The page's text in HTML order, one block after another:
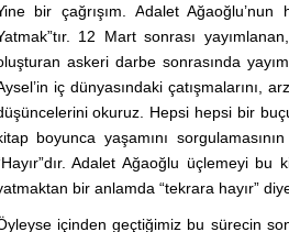
bir çağrışım. Adalet
12 Mart sonrası
askeri darbe sonrasında
iç dünyasındaki çatışmalarını,
okuruz. Hepsi hepsi bir
boyunca yaşamını
Adalet Ağaoğlu üçlemeyi
bir anlamda “tekrara hayır”
içinden geçtiğimiz bu sürecin